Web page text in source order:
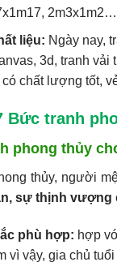
liệu: Ngày nay,
3d, tranh vải
có chất lượng tốt,
Bức tranh
phong thủy
thủy, người
sự thịnh vượng
phù hợp: hợp
vì vậy, gia chủ